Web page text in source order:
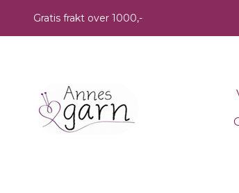
Gratis frakt over 1000,-